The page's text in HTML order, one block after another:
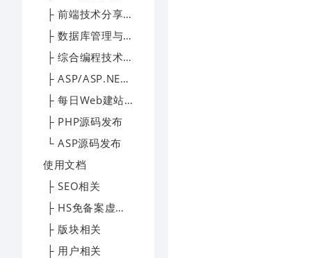
├ 前端技术分享园地
├ 数据库管理与优化专区
├ 综合编程技术交流区
├ ASP/ASP.NET技术讨论区
├ 每日Web建站技术精选
├ PHP源码发布
└ ASP源码发布
使用文档
├ SEO相关
├ HS免备案虚拟主机帮助文档
├ 版块相关
├ 用户相关